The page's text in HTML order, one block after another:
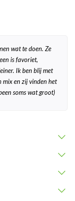
wat te doen. Ze
is favoriet,
Ik ben blij met
mix en zij vinden het
soms wat groot)